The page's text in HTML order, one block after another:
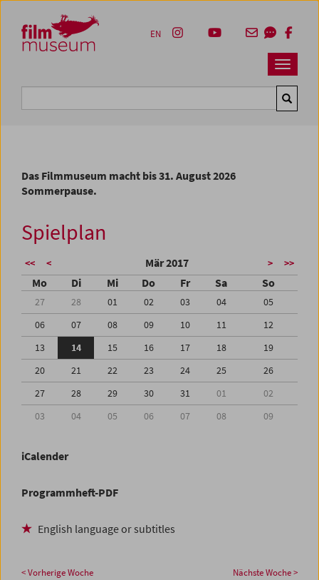
Zum Inhalt
Zum Hauptmenü
Zur Servicenavigation
Zum Suche
Navbar
EN
Das Filmmuseum macht bis 31. August 2026
Sommerpause.
Spielplan
<< < Mär 2017 > >>
Mo Di Mi Do Fr Sa So
27 28 01 02 03 04
05
06
07 08 09 10 11
12
13
14 15 16 17 18
19
20
21 22 23 24 25
26
27
28 29 30 31 01
02
03
04 05 06 07 08 09
iCalender
Programmheft-PDF
English language or subtitles
< Vorherige Woche Nächste Woche >